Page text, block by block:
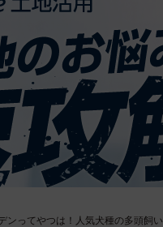
ンってやつは！人気犬種の多頭飼